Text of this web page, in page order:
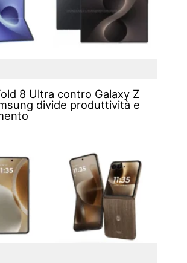
8 Ultra contro Galaxy Z
divide produttività e